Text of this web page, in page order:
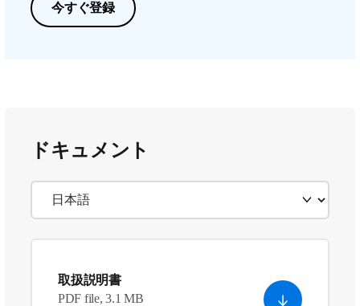
今すぐ登録
ドキュメント
取扱説明書
PDF file, 3.1 MB